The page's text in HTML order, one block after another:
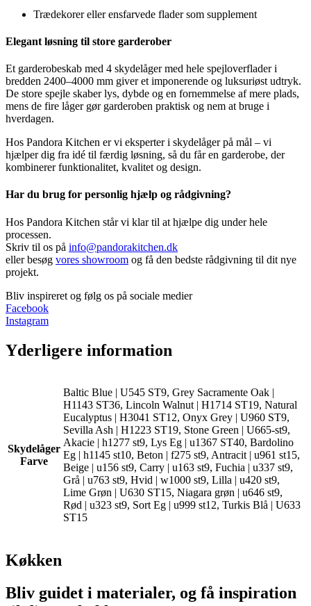
Trædekorer eller ensfarvede flader som supplement
Elegant løsning til store garderober
Et garderobeskab med 4 skydelåger med hele spejloverflader i
bredden 2400–4000 mm giver et imponerende og luksuriøst udtryk.
De store spejle skaber lys, dybde og en fornemmelse af mere plads,
mens de fire låger gør garderoben praktisk og nem at bruge i
hverdagen.
Hos Pandora Kitchen er vi eksperter i skydelåger på mål – vi
hjælper dig fra idé til færdig løsning, så du får en garderobe, der
kombinerer funktionalitet, kvalitet og design.
Har du brug for personlig hjælp og rådgivning?
Hos Pandora Kitchen står vi klar til at hjælpe dig under hele
processen.
Skriv til os på info@pandorakitchen.dk
eller besøg vores showroom og få den bedste rådgivning til dit nye
projekt.
Bliv inspireret og følg os på sociale medier
Facebook
Instagram
Yderligere information
Skydelåger
Farve
Baltic Blue | U545 ST9, Grey Sacramente Oak |
H1143 ST36, Lincoln Walnut | H1714 ST19, Natural
Eucalyptus | H3041 ST12, Onyx Grey | U960 ST9,
Sevilla Ash | H1223 ST19, Stone Green | U665-st9,
Akacie | h1277 st9, Lys Eg | u1367 ST40, Bardolino
Eg | h1145 st10, Beton | f275 st9, Antracit | u961 st15,
Beige | u156 st9, Carry | u163 st9, Fuchia | u337 st9,
Grå | u763 st9, Hvid | w1000 st9, Lilla | u420 st9,
Lime Grøn | U630 ST15, Niagara grøn | u646 st9,
Rød | u323 st9, Sort Eg | u999 st12, Turkis Blå | U633
ST15
Køkken
Bliv guidet i materialer, og få inspiration